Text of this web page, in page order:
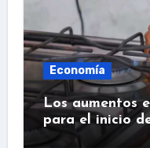
Economía
Los aumentos
para el inicio